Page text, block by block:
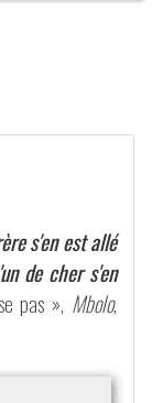
s'en est allé
de cher s'en
pas », Mbolo,